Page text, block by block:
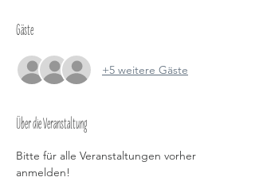
Gäste
+5 weitere Gäste
Über die Veranstaltung
Bitte für alle Veranstaltungen vorher
anmelden!